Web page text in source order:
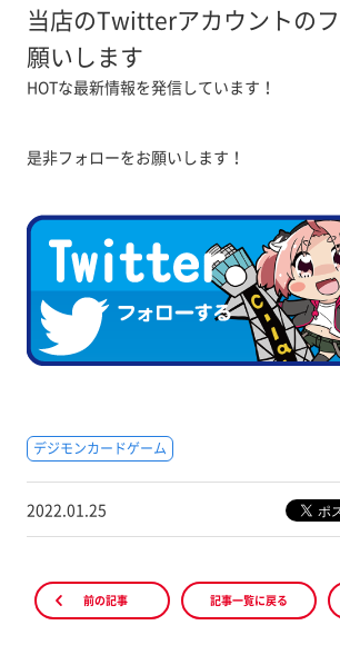
当店のTwitterアカウントの
願いします
HOTな最新情報を発信しています！
是非フォローをお願いします！
デジモンカードゲーム
2022.01.25
前の記事 記事一覧に戻る